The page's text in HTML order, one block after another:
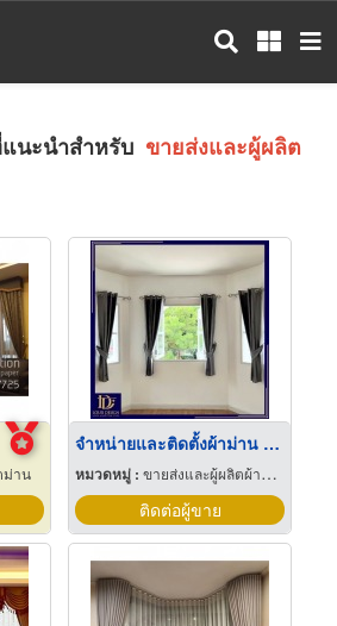
นะนำสำหรับ ขายส่งและผู้ผลิต
ม่าน
จำหน่ายและติดตั้งผ้าม่าน รัตนาธิเบศร์
หมวดหมู่ :ขายส่งและผู้ผลิตผ้าม่าน
ติดต่อผู้ขาย